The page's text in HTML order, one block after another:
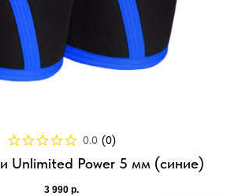
0.0 (0)
Unlimited Power 5 мм (синие)
3 990 р.